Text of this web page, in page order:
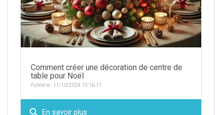
Comment créer une décoration de centre de
table pour Noël
Publié le : 11/10/2024 15:16:11
En savoir plus